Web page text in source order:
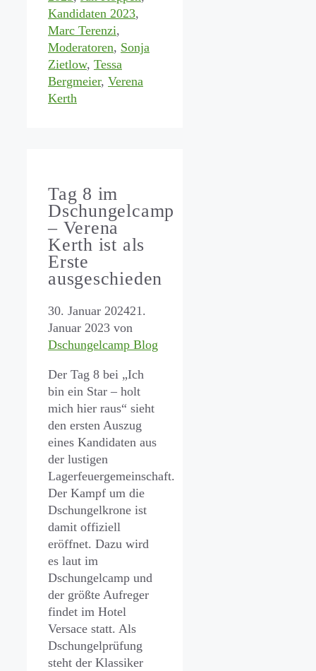
Kandidaten 2023,
Marc Terenzi,
Moderatoren, Sonja
Zietlow, Tessa
Bergmeier, Verena
Kerth
Tag 8 im
Dschungelcamp
– Verena
Kerth ist als
Erste
ausgeschieden
30. Januar 202421.
Januar 2023 von
Dschungelcamp Blog
Der Tag 8 bei „Ich
bin ein Star – holt
mich hier raus“ sieht
den ersten Auszug
eines Kandidaten aus
der lustigen
Lagerfeuergemeinschaft.
Der Kampf um die
Dschungelkrone ist
damit offiziell
eröffnet. Dazu wird
es laut im
Dschungelcamp und
der größte Aufreger
findet im Hotel
Versace statt. Als
Dschungelprüfung
steht der Klassiker